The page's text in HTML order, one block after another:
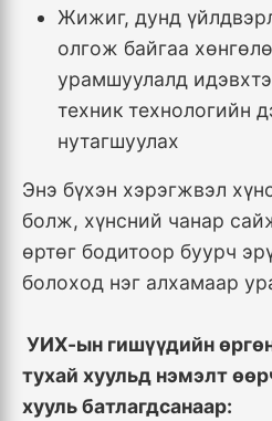
Жижиг, дунд
олгож байгаа
урамшуулалд
техник технологийн
нутагшуулах
Энэ бүхэн хэрэгжвэл
болж, хүнсний чанар
өртөг бодитоор буурч
болоход нэг алхамаар
УИХ-ын гишүүдийн
тухай хуульд нэмэлт
хууль батлагдсанаар: